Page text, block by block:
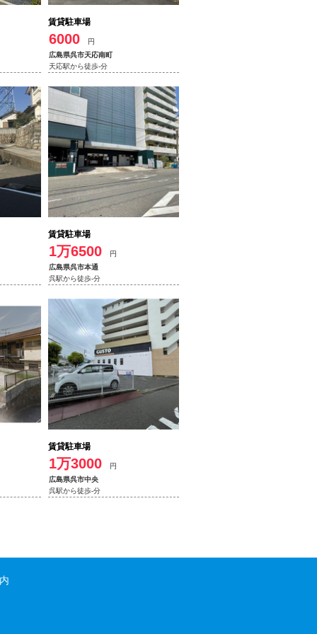
賃貸駐車場
6000
円
広島県呉市天応南町
天応駅から徒歩-分
賃貸駐車場
1万6500
円
広島県呉市本通
呉駅から徒歩-分
賃貸駐車場
1万3000
円
広島県呉市中央
呉駅から徒歩-分